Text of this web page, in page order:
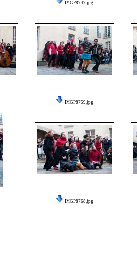
IMGP8747.jpg
IMGP8759.jpg
IMGP8768.jpg